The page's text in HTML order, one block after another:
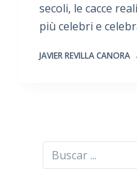
secoli, le cacce
più celebri e
JAVIER REVILLA CANORA
Buscar